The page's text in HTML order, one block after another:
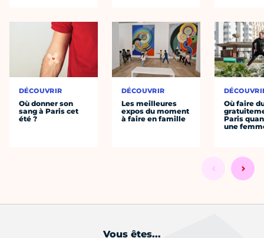
DÉCOUVRIR
Où donner son
sang à Paris cet
été ?
DÉCOUVRIR
Les meilleures
expos du moment
à faire en famille
Où faire
Paris
une
Vous êtes...